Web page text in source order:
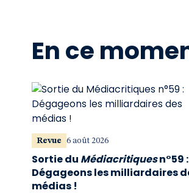
En ce
Revue 6 août 2026
Sortie du Médiacritiquesn°59 :
Dégageons les milliardaires
médias !